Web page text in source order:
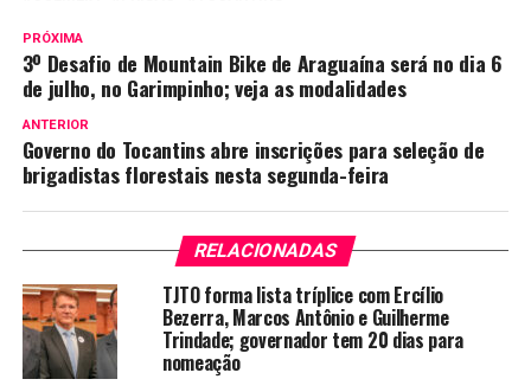
PRÓXIMA
3º Desafio de Mountain Bike de Araguaína será no dia 6
de julho, no Garimpinho; veja as modalidades
ANTERIOR
Governo do Tocantins abre inscrições para seleção de
brigadistas florestais nesta segunda-feira
RELACIONADAS
TJTO forma lista tríplice com Ercílio
Bezerra, Marcos Antônio e Guilherme
Trindade; governador tem 20 dias para
nomeação